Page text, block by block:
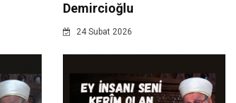
Demircioğlu
24 Subat 2026